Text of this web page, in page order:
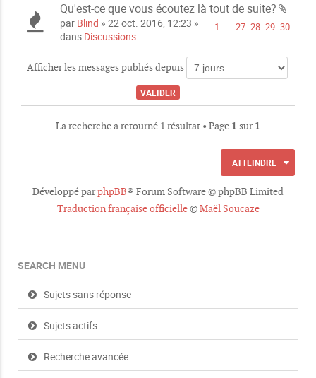
Qu'est-ce que vous écoutez là tout de suite?
i
c
e
t
s
1 … 27 28 29 30
par Blind » 22 oct. 2016, 12:23 »
dans Discussions
Afficher les messages publiés depuis
La recherche a retourné 1 résultat • Page 1 sur1
ATTEINDRE
Développé parphpBB® Forum Software © phpBB Limited
Traduction française officielle©Maël Soucaze
SEARCH MENU
Sujets sans réponse
Sujets actifs
Recherche avancée